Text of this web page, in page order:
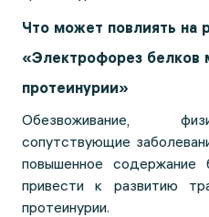
Что может повлиять на
«Электрофорез белков
протеинурии»
Обезвоживание,
сопутствующие
повышенное
привести к развитию
протеинурии.